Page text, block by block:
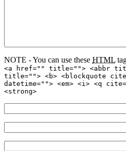
NOTE - You can use these HTML
<a href="" title=""> <abbr
title=""> <b> <blockquote
datetime=""> <em> <i> <q
<strong>